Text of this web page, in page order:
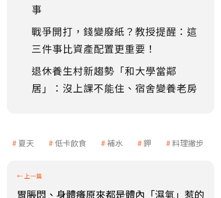
事
戰爭開打，錢變廢紙？教授提醒：這
三件事比資產配置更重要！
退休養生村新趨勢「和大學當鄰
居」：沒上課不能住、宿舍變養老房
夏天 低卡飲食 補水 鉀 料理撇步
胃脹悶、身體癢原來都是體內「濕氣」惹的